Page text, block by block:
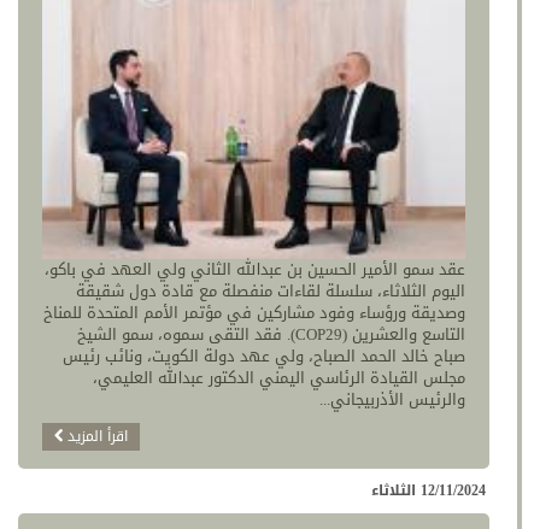
عقد سمو الأمير الحسين بن عبدالله الثاني ولي العهد في باكو،
اليوم الثلاثاء، سلسلة لقاءات منفصلة مع قادة دول شقيقة
وصديقة ورؤساء وفود مشاركين في مؤتمر الأمم المتحدة للمناخ
التاسع والعشرين (COP29). فقد التقى سموه، سمو الشيخ
صباح خالد الحمد الصباح، ولي عهد دولة الكويت، ونائب رئيس
مجلس القيادة الرئاسي اليمني الدكتور عبدالله العليمي،
والرئيس الأذربيجاني...
اقرأ المزيد
12/11/2024 الثلاثاء